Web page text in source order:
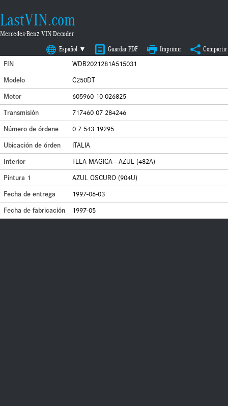
LastVIN.com
Mercedes-Benz VIN Decoder
Español ▼ Guardar PDF Imprimir Compartir
FIN
WDB2021281A515031
Modelo
C250DT
Motor
605960 10 026825
Transmisión
717460 07 284246
Número de órdene
0 7 543 19295
Ubicación de órden
ITALIA
Interior
TELA MAGICA - AZUL (482A)
Pintura 1
AZUL OSCURO (904U)
Fecha de entrega
1997-06-03
Fecha de fabricación
1997-05